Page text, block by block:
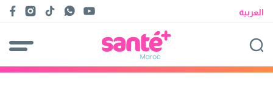
العربية